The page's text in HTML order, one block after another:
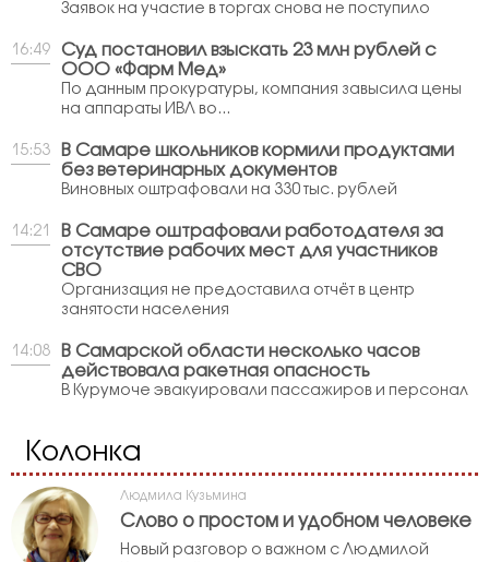
Заявок на участие в торгах снова не поступило
16:49
Суд постановил взыскать 23 млн рублей с
ООО «Фарм Мед»
По данным прокуратуры, компания завысила цены
на аппараты ИВЛ во...
15:53
В Самаре школьников кормили продуктами
без ветеринарных документов
Виновных оштрафовали на 330 тыс. рублей
14:21
В Самаре оштрафовали работодателя за
отсутствие рабочих мест для участников
СВО
Организация не предоставила отчёт в центр
занятости населения
14:08
В Самарской области несколько часов
действовала ракетная опасность
В Курумоче эвакуировали пассажиров и персонал
Колонка
Людмила Кузьмина
Слово о простом и удобном человеке
Новый разговор о важном с Людмилой